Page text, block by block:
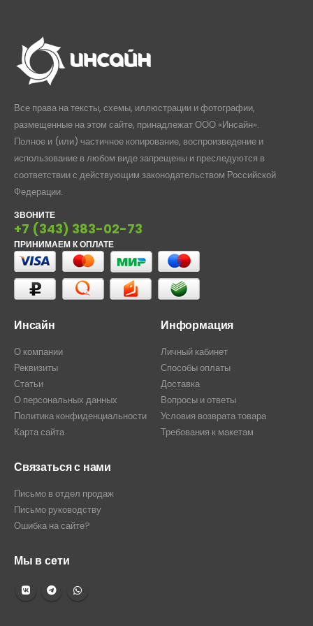
Все права на тексты, схемы, иллюстрации и фотографии,
размещенные на этом сайте, принадлежат ООО «Инсайн».
Полное и (или) частичное копирование, воспроизведение и
использование в любом виде запрещены и преследуются в
соответствии с действующим законодательством Российской
Федерации.
ЗВОНИТЕ
+7 (343) 383-02-73
ПРИНИМАЕМ К ОПЛАТЕ
Инсайн
О компании
Реквизиты
Статьи
О персональных данных
Политика конфиденциальности
Карта сайта
Информация
Личный кабинет
Способы оплаты
Доставка
Вопросы и ответы
Условия возврата товара
Требования к макетам
Связаться с нами
Письмо в отдел продаж
Письмо руководству
Ошибка на сайте?
Мы в сети